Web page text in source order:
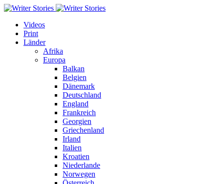
Videos
Print
Länder
Afrika
Europa
Balkan
Belgien
Dänemark
Deutschland
England
Frankreich
Georgien
Griechenland
Irland
Italien
Kroatien
Niederlande
Norwegen